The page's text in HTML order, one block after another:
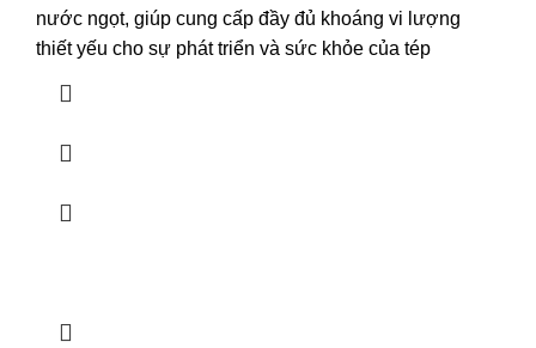
nước ngọt, giúp cung cấp đầy đủ khoáng vi lượng
thiết yếu cho sự phát triển và sức khỏe của tép